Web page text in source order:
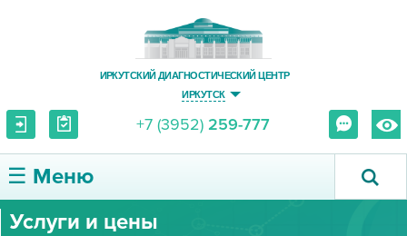
ИРКУТСКИЙ ДИАГНОСТИЧЕСКИЙ ЦЕНТР
ИРКУТСК
+7 (3952) 259-777
☰ Меню
О ЦЕНТРЕ
Услуги и цены